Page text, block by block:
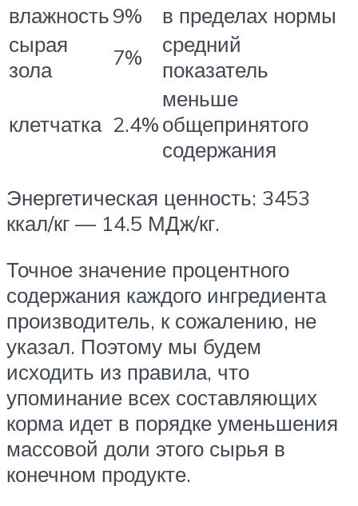
влажность9%
в пределах нормы
сырая
зола
7%
средний
показатель
клетчатка 2.4%
меньше
общепринятого
содержания
Энергетическая ценность: 3453
ккал/кг — 14.5 МДж/кг.
Точное значение процентного
содержания каждого ингредиента
производитель, к сожалению, не
указал. Поэтому мы будем
исходить из правила, что
упоминание всех составляющих
корма идет в порядке уменьшения
массовой доли этого сырья в
конечном продукте.